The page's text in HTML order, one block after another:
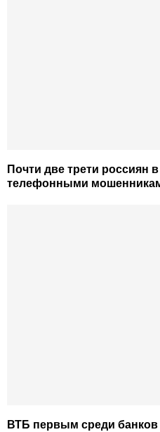
Почти две трети россиян
телефонными
ВТБ первым среди